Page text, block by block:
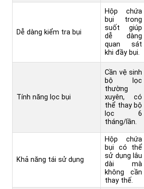
Dễ dàng kiểm tra bụi
Hộp chứa
bụi trong
suốt giúp
dễ dàng
quan sát
khi đầy bụi.
Tính năng lọc bụi
Cần vệ sinh
bộ lọc
thường
xuyên, có
thể thay bộ
lọc 6
tháng/lần.
Khả năng tái sử dụng
Hộp chứa
bụi có thể
sử dụng lâu
dài mà
không cần
thay thế.